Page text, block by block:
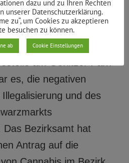
Anwohner*innen die
eine kontrollierte
in einer
es, die negativen
und des
Das Bezirksamt hat
Antrag auf die
dazu und zu Ihren Rechten
unserer Datenschutzerklärung.
zu“, um Cookies zu akzeptieren
besuchen zu können.
ab Cookie Einstellungen